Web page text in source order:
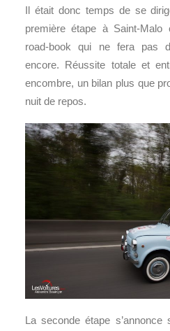
Il était donc temps de se
première étape à Saint-
road-book qui ne fera pas
encore. Réussite totale et
encombre, un bilan plus que
nuit de repos.
La seconde étape s’annonce